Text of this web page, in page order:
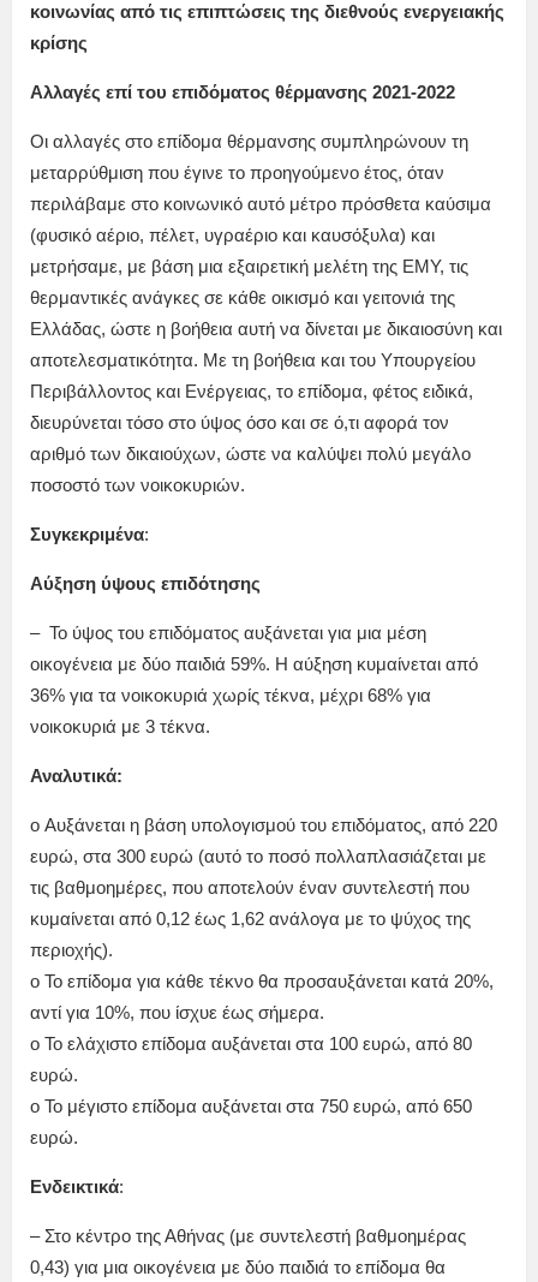
κοινωνίας από τις επιπτώσεις της διεθνούς ενεργειακής
κρίσης
Αλλαγές επί του επιδόματος θέρμανσης 2021-2022
Οι αλλαγές στο επίδομα θέρμανσης συμπληρώνουν τη
μεταρρύθμιση που έγινε το προηγούμενο έτος, όταν
περιλάβαμε στο κοινωνικό αυτό μέτρο πρόσθετα καύσιμα
(φυσικό αέριο, πέλετ, υγραέριο και καυσόξυλα) και
μετρήσαμε, με βάση μια εξαιρετική μελέτη της ΕΜΥ, τις
θερμαντικές ανάγκες σε κάθε οικισμό και γειτονιά της
Ελλάδας, ώστε η βοήθεια αυτή να δίνεται με δικαιοσύνη και
αποτελεσματικότητα. Με τη βοήθεια και του Υπουργείου
Περιβάλλοντος και Ενέργειας, το επίδομα, φέτος ειδικά,
διευρύνεται τόσο στο ύψος όσο και σε ό,τι αφορά τον
αριθμό των δικαιούχων, ώστε να καλύψει πολύ μεγάλο
ποσοστό των νοικοκυριών.
Συγκεκριμένα:
Αύξηση ύψους επιδότησης
– Το ύψος του επιδόματος αυξάνεται για μια μέση
οικογένεια με δύο παιδιά 59%. Η αύξηση κυμαίνεται από
36% για τα νοικοκυριά χωρίς τέκνα, μέχρι 68% για
νοικοκυριά με 3 τέκνα.
Αναλυτικά:
o Αυξάνεται η βάση υπολογισμού του επιδόματος, από 220
ευρώ, στα 300 ευρώ (αυτό το ποσό πολλαπλασιάζεται με
τις βαθμοημέρες, που αποτελούν έναν συντελεστή που
κυμαίνεται από 0,12 έως 1,62 ανάλογα με το ψύχος της
περιοχής).
o Το επίδομα για κάθε τέκνο θα προσαυξάνεται κατά 20%,
αντί για 10%, που ίσχυε έως σήμερα.
o Το ελάχιστο επίδομα αυξάνεται στα 100 ευρώ, από 80
ευρώ.
o Το μέγιστο επίδομα αυξάνεται στα 750 ευρώ, από 650
ευρώ.
Ενδεικτικά:
– Στο κέντρο της Αθήνας (με συντελεστή βαθμοημέρας
0,43) για μια οικογένεια με δύο παιδιά το επίδομα θα